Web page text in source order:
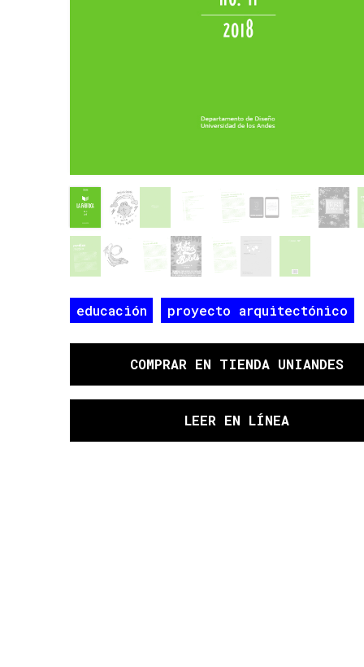
educación proyecto arquitectónico
COMPRAR EN TIENDA UNIANDES
LEER EN LÍNEA